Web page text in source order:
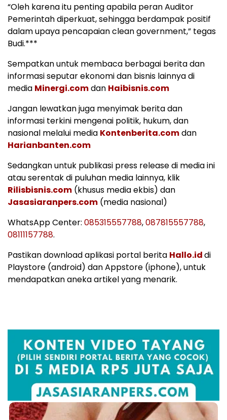
“Oleh karena itu penting apabila peran Auditor
Pemerintah diperkuat, sehingga berdampak positif
dalam upaya pencapaian clean government,” tegas
Budi.***
Sempatkan untuk membaca berbagai berita dan
informasi seputar ekonomi dan bisnis lainnya di
media Minergi.comdan Haibisnis.com
Jangan lewatkan juga menyimak berita dan
informasi terkini mengenai politik, hukum, dan
nasional melalui media Kontenberita.comdan
Harianbanten.com
Sedangkan untuk publikasi press release di media ini
atau serentak di puluhan media lainnya, klik
Rilisbisnis.com (khusus media ekbis) dan
Jasasiaranpers.com (media nasional)
WhatsApp Center: 085315557788,087815557788,
08111157788.
Pastikan download aplikasi portal berita Hallo.iddi
Playstore (android) dan Appstore (iphone), untuk
mendapatkan aneka artikel yang menarik.